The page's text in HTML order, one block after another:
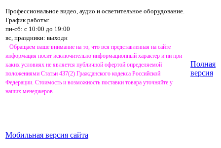
Профессиональное видео, аудио и осветительное оборудование.
График работы:
пн-сб: с 10:00 до 19:00
вс, праздники: выходн
Обращаем ваше внимание на то, что вся представленная на сайте
информация носит исключительно информационный характер и ни при
каких условиях не является публичной офертой определяемой
положениями Статьи 437(2) Гражданского кодекса Российской
Федерации. Стоимость и возможность поставки товара уточняйте у
наших менеджеров.
Мобильная версия сайта
Полная
версия